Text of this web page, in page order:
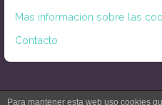
Más información sobre las
Contacto
Para mantener esta web uso cookies